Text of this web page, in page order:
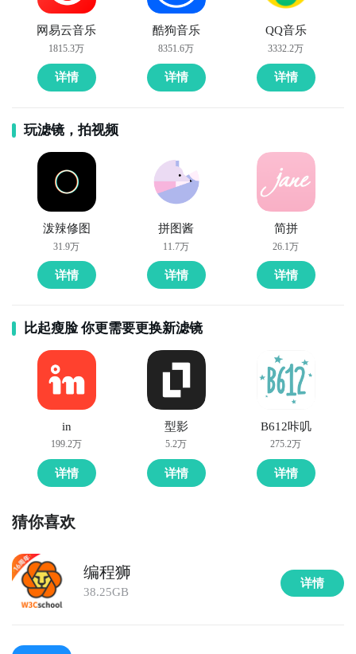
网易云音乐
1815.3万
详情
酷狗音乐
8351.6万
详情
QQ音乐
3332.2万
详情
玩滤镜，拍视频
泼辣修图
31.9万
详情
拼图酱
11.7万
详情
简拼
26.1万
详情
比起瘦脸 你更需要更换新滤镜
in
199.2万
详情
型影
5.2万
详情
B612咔叽
275.2万
详情
猜你喜欢
编程狮
38.25GB
详情